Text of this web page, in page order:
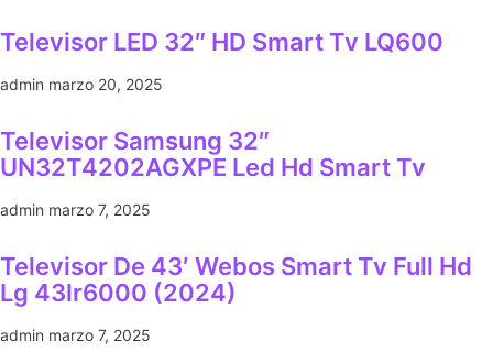
Televisor LED 32″ HD Smart Tv LQ600
admin marzo 20, 2025
Televisor Samsung 32″
UN32T4202AGXPE Led Hd Smart Tv
admin marzo 7, 2025
Televisor De 43′ Webos Smart Tv Full Hd
Lg 43lr6000 (2024)
admin marzo 7, 2025